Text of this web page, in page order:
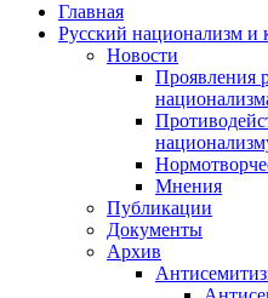
Главная
Русский национализм и
Новости
Проявления
Мнения
Публикации
Документы
Архив